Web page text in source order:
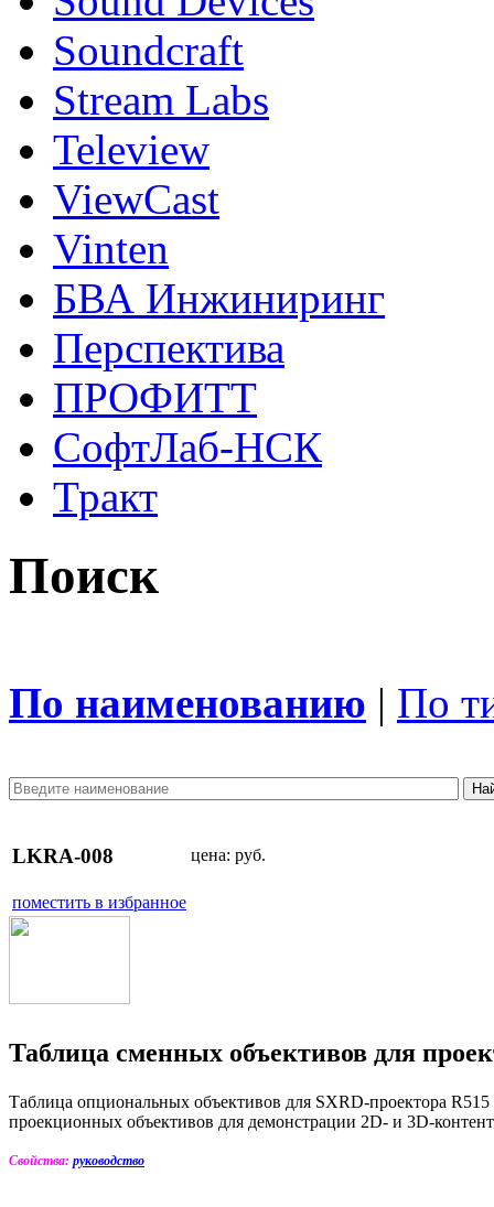
Soundcraft
Stream Labs
Teleview
ViewCast
Vinten
БВА Инжиниринг
Перспектива
ПРОФИТТ
СофтЛаб-НСК
Тракт
Поиск
По наименованию | По
LKRA-008 цена: руб.
поместить в избранное
Таблица сменных объективов для
Таблица опциональных объективов для SXRD-проектора
проекционных объективов для демонстрации 2D- и 3D-
Свойства: руководство